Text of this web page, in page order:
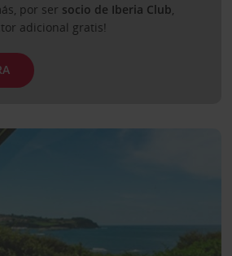
por ser socio de Iberia Club
adicional gratis!